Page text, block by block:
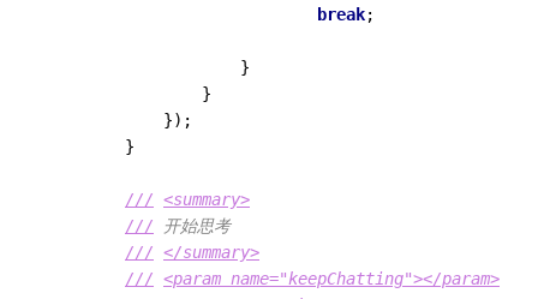
break;
                    }
                }
            });
        }
/// <summary>
/// 开始思考
/// </summary>
/// <param name="keepChatting"></param>